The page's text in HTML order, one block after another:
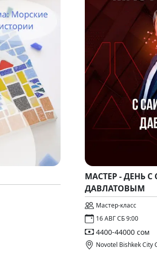
МАСТЕР - ДЕНЬ
ДАВЛАТОВЫМ
Мастер-класс
16 АВГ СБ 9:00
4400-44000 сом
Novotel Bishkek City